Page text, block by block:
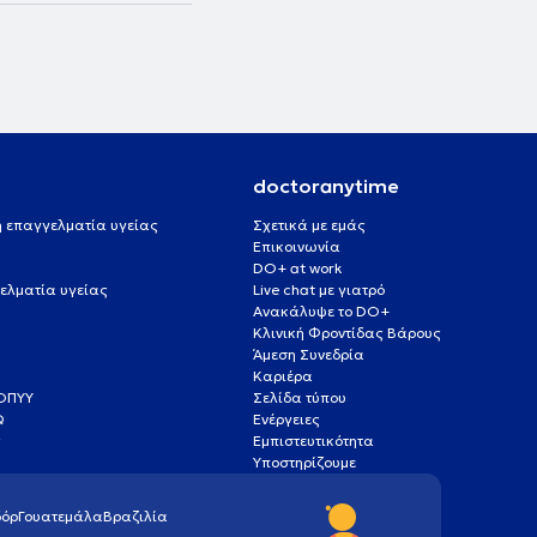
επαγγελματία υγείας
υγείας
doctoranytime
Σχετικά με εμάς
Επικοινωνία
DO+ at work
Live chat με γιατρό
Ανακάλυψε το DO+
Κλινική Φροντίδας Βάρους
Άμεση Συνεδρία
Καριέρα
Σελίδα τύπου
Ενέργειες
Εμπιστευτικότητα
Υποστηρίζουμε
ΓουατεμάλαΒραζιλία